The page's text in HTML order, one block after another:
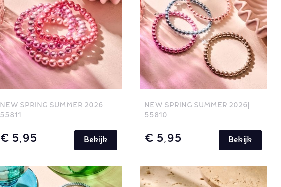
NEW SPRING SUMMER 2026
55811
€ 5,95 Bekijk
NEW SPRING SUMMER 2026
55810
€ 5,95 Bekijk